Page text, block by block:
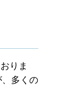
りま
多くの